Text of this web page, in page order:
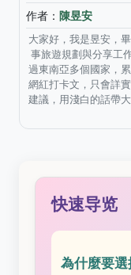
作者： 陳昱安
大家好，我是昱安，
事旅遊規劃與分享工
過東南亞多個國家，
網紅打卡文，只會詳
建議，用淺白的話帶
快速导览
為什麼要